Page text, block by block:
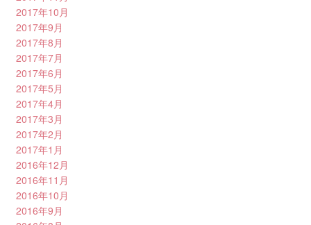
2017年10月
2017年9月
2017年8月
2017年7月
2017年6月
2017年5月
2017年4月
2017年3月
2017年2月
2017年1月
2016年12月
2016年11月
2016年10月
2016年9月